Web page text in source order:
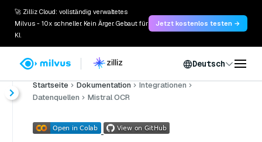
🚀 Zilliz Cloud: vollständig verwaltetes
Milvus - 10x schneller. Kein Ärger. Gebaut für
KI.
Jetzt kostenlos testen →
Deutsch
Startseite Dokumentation
Integrationen
Datenquellen
Mistral OCR